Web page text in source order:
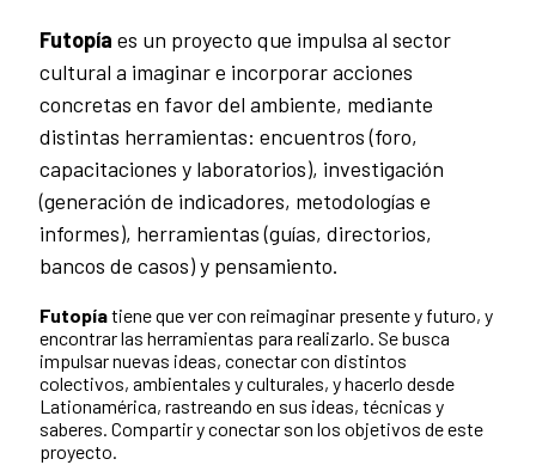
Futopía es un proyecto que impulsa al sector
cultural a imaginar e incorporar acciones
concretas en favor del ambiente, mediante
distintas herramientas: encuentros (foro,
capacitaciones y laboratorios), investigación
(generación de indicadores, metodologías e
informes), herramientas (guías, directorios,
bancos de casos) y pensamiento.
Futopíatiene que ver con reimaginar presente y futuro, y
encontrar las herramientas para realizarlo. Se busca
impulsar nuevas ideas, conectar con distintos
colectivos, ambientales y culturales, y hacerlo desde
Lationamérica, rastreando en sus ideas, técnicas y
saberes. Compartir y conectar son los objetivos de este
proyecto.